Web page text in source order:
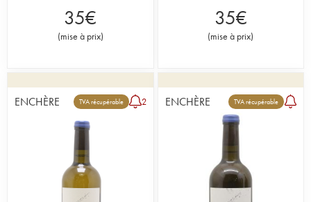
35€
(mise à prix)
35€
(mise à prix)
ENCHÈRE TVA récupérable 2 ENCHÈRE TVA récupérable